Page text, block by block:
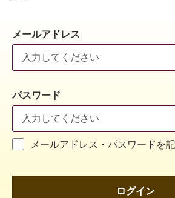
メールアドレス
パスワード
メールアドレス・パスワードを
ログイン